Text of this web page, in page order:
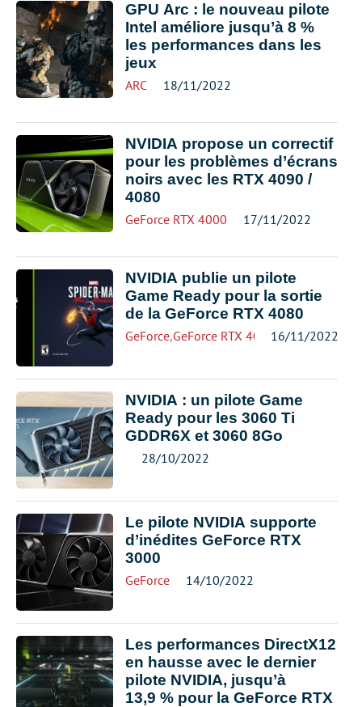
GPU Arc : le nouveau pilote
Intel améliore jusqu’à 8 %
les performances dans les
jeux
ARC 18/11/2022
NVIDIA propose un correctif
pour les problèmes d’écrans
noirs avec les RTX 4090 /
4080
GeForce RTX 4000 17/11/2022
NVIDIA publie un pilote
Game Ready pour la sortie
de la GeForce RTX 4080
GeForce,GeForce RTX 400016/11/2022
NVIDIA : un pilote Game
Ready pour les 3060 Ti
GDDR6X et 3060 8Go
28/10/2022
Le pilote NVIDIA supporte
d’inédites GeForce RTX
3000
GeForce 14/10/2022
Les performances DirectX12
en hausse avec le dernier
pilote NVIDIA, jusqu’à
13,9 % pour la GeForce RTX